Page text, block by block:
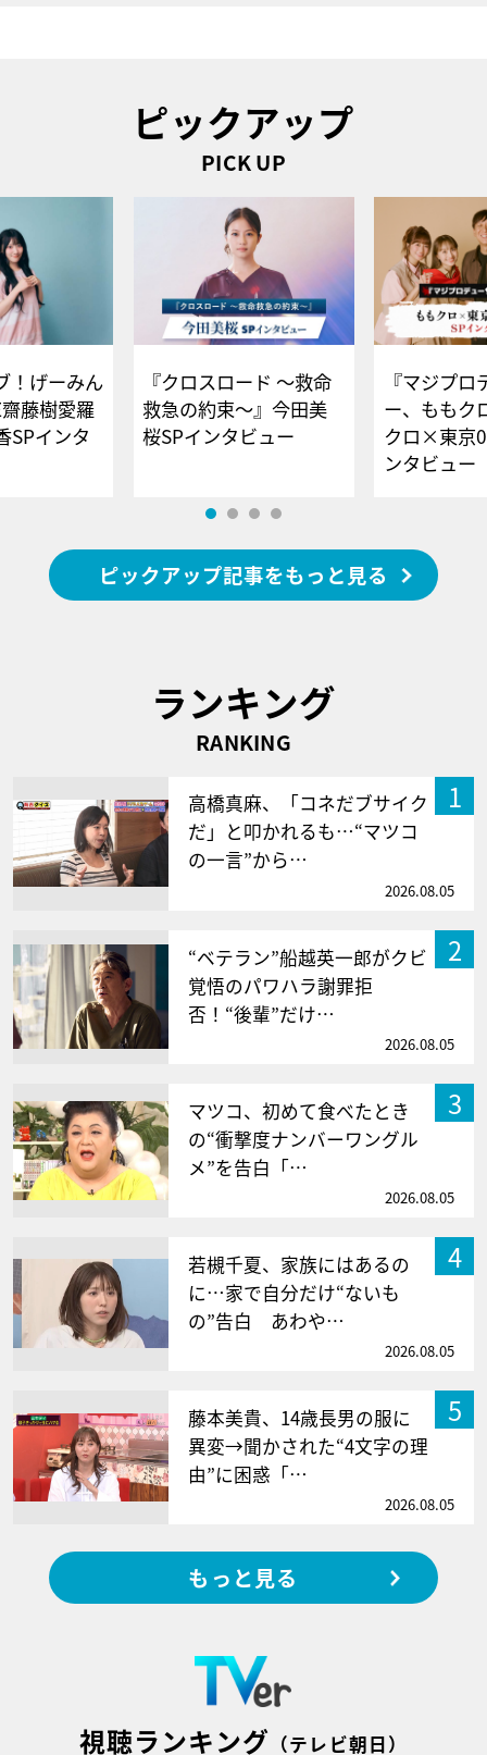
ピックアップ
PICK UP
！げーみん
藤樹愛羅
SPインタ
『クロスロード ～救命
救急の約束～』今田美
桜SPインタビュー
『マジプロ
ー、ももク
クロ×東京
ンタビュー
ピックアップ記事をもっと見る
ランキング
RANKING
1
高橋真麻、「コネだブサイク
だ」と叩かれるも…“マツコ
の一言”から…
2026.08.05
2
“ベテラン”船越英一郎がクビ
覚悟のパワハラ謝罪拒
否！“後輩”だけ…
2026.08.05
3
マツコ、初めて食べたとき
の“衝撃度ナンバーワングル
メ”を告白「…
2026.08.05
4
若槻千夏、家族にはあるの
に…家で自分だけ“ないも
の”告白 あわや…
2026.08.05
5
藤本美貴、14歳長男の服に
異変→聞かされた“4文字の理
由”に困惑「…
2026.08.05
もっと見る
視聴ランキング （テレビ朝日）